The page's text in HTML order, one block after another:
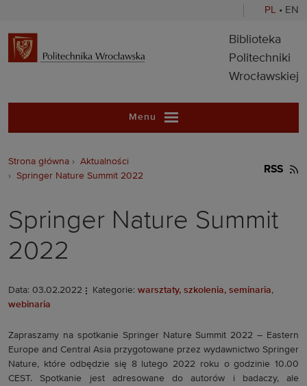
PL • EN
Biblioteka
Biblioteka
Politechniki
Wrocławskiej
Menu
Strona główna
Aktualności
Springer Nature Summit 2022
RSS
Springer Nature Summit
2022
Data: 03.02.2022 Kategorie: warsztaty, szkolenia, seminaria,
webinaria
Zapraszamy na spotkanie Springer Nature Summit 2022 – Eastern
Europe and Central Asia przygotowane przez wydawnictwo Springer
Nature, które odbędzie się 8 lutego 2022 roku o godzinie 10.00
CEST. Spotkanie jest adresowane do autorów i badaczy, ale